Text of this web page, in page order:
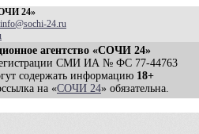
24»
info@sochi-24.ru
агентство «СОЧИ 24»
СМИ ИА № ФС 77-44763
содержать информацию 18+
на «СОЧИ 24» обязательна.